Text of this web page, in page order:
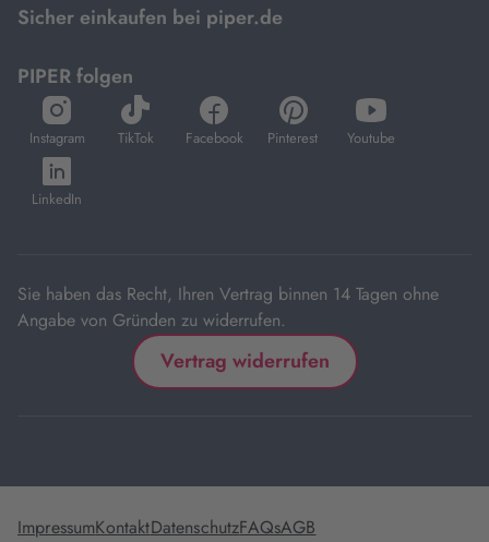
Sicher einkaufen bei piper.de
PIPER folgen
Instagram
öffnet
in
neuem
Tab
TikTok
öffnet
in
Facebook
öffnet
in
Pinterest
öffnet
in
Youtube
öffnet
in
LinkedIn
öffnet
in
Sie haben das Recht, Ihren Vertrag binnen 14 Tagen ohne
Angabe von Gründen zu widerrufen.
Vertrag widerrufen
ImpressumKontaktDatenschutzFAQsAGB